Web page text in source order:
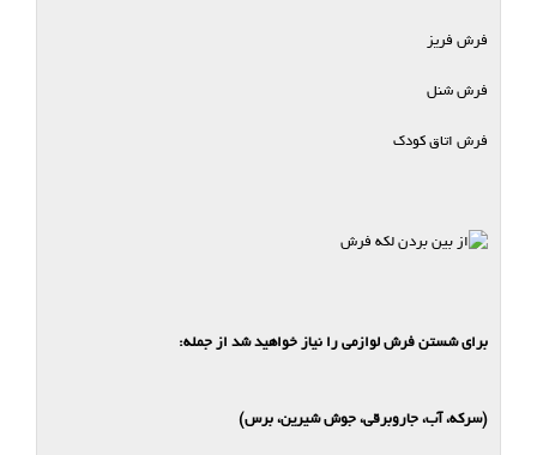
فرش فریز
فرش شنل
فرش اتاق کودک
برای شستن فرش لوازمی را نیاز خواهید شد از جمله:
(سرکه، آب، جاروبرقی، جوش شیرین، برس)